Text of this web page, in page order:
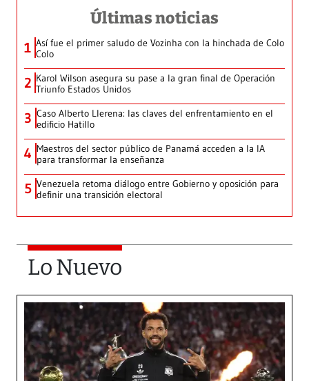
Últimas noticias
1 Así fue el primer saludo de Vozinha con la hinchada de Colo
Colo
2 Karol Wilson asegura su pase a la gran final de Operación
Triunfo Estados Unidos
3 Caso Alberto Llerena: las claves del enfrentamiento en el
edificio Hatillo
4 Maestros del sector público de Panamá acceden a la IA
para transformar la enseñanza
5 Venezuela retoma diálogo entre Gobierno y oposición para
definir una transición electoral
Lo Nuevo